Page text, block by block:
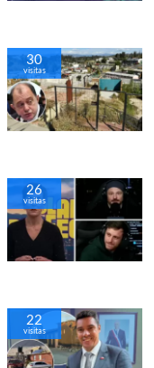
30
visitas
26
visitas
22
visitas